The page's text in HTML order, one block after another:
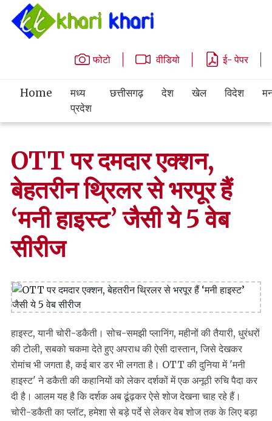
फोटो वीडियो ई- पेपर
Home
मध्य
प्रदेश
छत्तीसगढ़ देश खेल विदेश
OTT पर दमदार एक्‍शन,
बेहतरीन थ्र‍िलर से भरपूर हैं
‘मनी हाइस्‍ट’ जैसी ये 5 वेब
सीरीज
हाइस्‍ट, यानी चोरी-डकैती। सोच-समझी प्‍लानिंग, महीनों की तैयारी, धुरंधरों
की टोली, सबको चकमा देते हुए अपराध की ऐसी दास्‍तान, जिसे देखकर
रोमांच भी जगता है, कई बार डर भी लगता है। OTT की दुनिया में 'मनी
हाइस्‍ट' ने डकैती की कहानियों को लेकर दर्शकों में एक अनूठी रुचि पैदा कर
दी है। आलम यह है कि दर्शक अब ढूंढ़कर ऐसे शोज देखना चाह रहे हैं।
चोरी-डकैती का प्‍लॉट, हमेशा से बड़े पर्दे से लेकर वेब शोज तक के लिए बड़ा